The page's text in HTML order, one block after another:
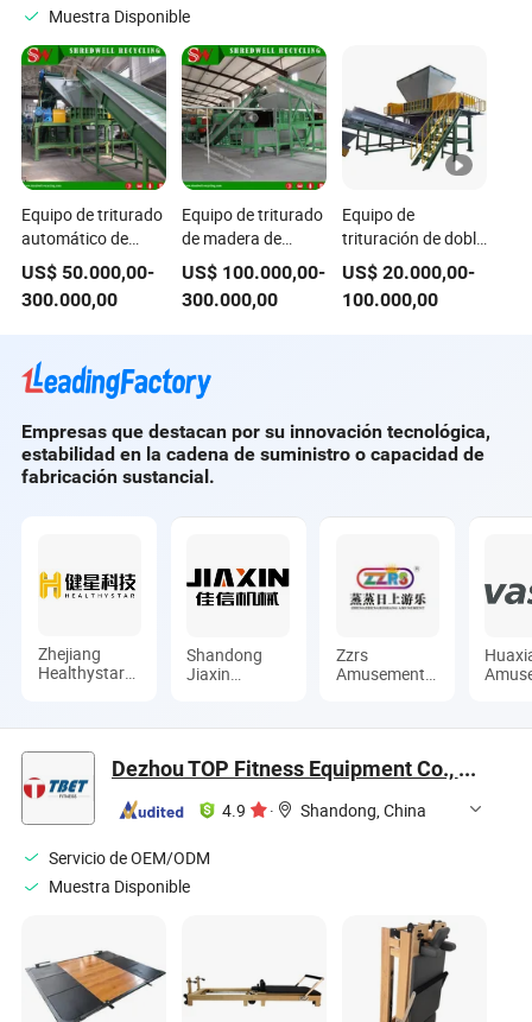
Muestra Disponible
Equipo de triturado
automático de
residuos
electrónicos, metal,
plástico y madera
US$ 50.000,00-
300.000,00
Equipo de triturado
de madera de
palets de dos ejes,
plástico, residuos
electrónicos,
US$ 100.000,00-
300.000,00
Equipo de
trituración de doble
eje para reciclaje de
madera, metal,
plástico y residuos
US$ 20.000,00-
100.000,00
Empresas que destacan por su innovación tecnológica,
estabilidad en la cadena de suministro o capacidad de
fabricación sustancial.
Zhejiang
Healthystar
Shandong
Jiaxin
Co., Ltd.
Zzrs
Amusement
Dezhou TOP Fitness Equipment Co., Ltd.
4.9 · Shandong, China
Servicio de OEM/ODM
Muestra Disponible